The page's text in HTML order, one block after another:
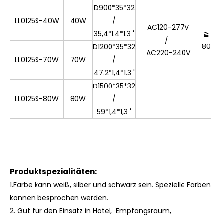
AC120-277V
/
AC220-240V
≧
80
LL0125S-40W 40W
D900*35*32
/
35,4*1.4*1.3 '
LL0125S-70W 70W
D1200*35*32
/
47.2*1,4*1.3 '
LL0125S-80W 80W
D1500*35*32
/
59*1,4*1,3 '
Produktspezialitäten:
1.Farbe kann weiß, silber und schwarz sein. Spezielle Farben
können besprochen werden.
2. Gut für den Einsatz in Hotel, Empfangsraum,